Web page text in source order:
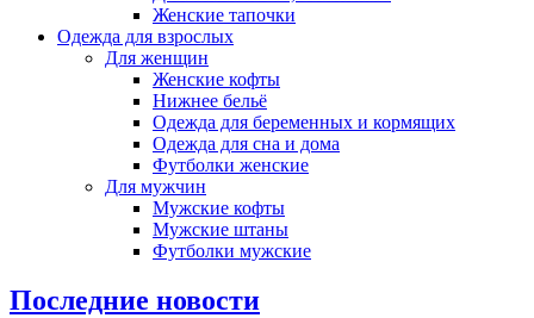
Женские тапочки
Одежда для взрослых
Для женщин
Женские кофты
Нижнее бельё
Одежда для беременных и кормящих
Одежда для сна и дома
Футболки женские
Для мужчин
Мужские кофты
Мужские штаны
Футболки мужские
Последние новости